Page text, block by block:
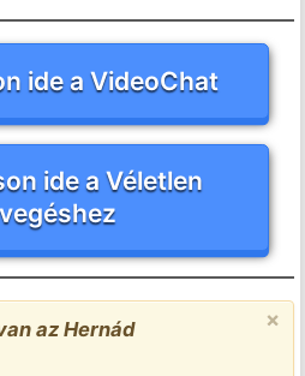
ide a VideoChat
ide a Véletlen
×
az Hernád